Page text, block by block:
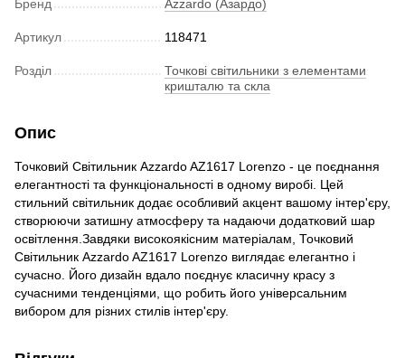
Бренд Azzardo (Азардо)
Артикул 118471
Розділ
Точкові світильники з елементами
кришталю та скла
Опис
Точковий Світильник Azzardo AZ1617 Lorenzo - це поєднання
елегантності та функціональності в одному виробі. Цей
стильний світильник додає особливий акцент вашому інтер'єру,
створюючи затишну атмосферу та надаючи додатковий шар
освітлення.Завдяки високоякісним матеріалам, Точковий
Світильник Azzardo AZ1617 Lorenzo виглядає елегантно і
сучасно. Його дизайн вдало поєднує класичну красу з
сучасними тенденціями, що робить його універсальним
вибором для різних стилів інтер'єру.